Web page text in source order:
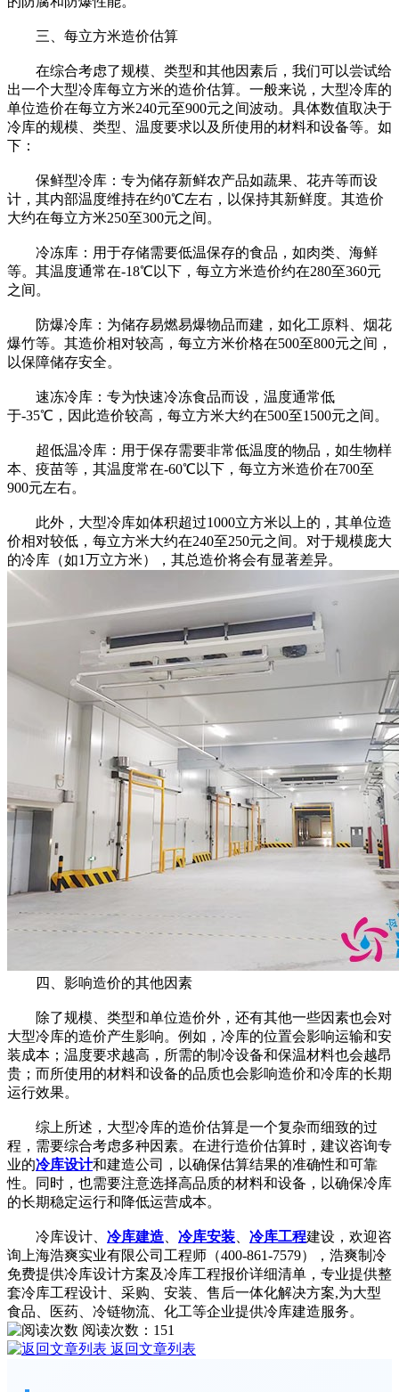
三、每立方米造价估算
在综合考虑了规模、类型和其他因素后，我们可以尝试给
出一个大型冷库每立方米的造价估算。一般来说，大型冷库的
单位造价在每立方米240元至900元之间波动。具体数值取决于
冷库的规模、类型、温度要求以及所使用的材料和设备等。如
下：
保鲜型冷库：专为储存新鲜农产品如蔬果、花卉等而设
计，其内部温度维持在约0℃左右，以保持其新鲜度。其造价
大约在每立方米250至300元之间。
冷冻库：用于存储需要低温保存的食品，如肉类、海鲜
等。其温度通常在-18℃以下，每立方米造价约在280至360元
之间。
防爆冷库：为储存易燃易爆物品而建，如化工原料、烟花
爆竹等。其造价相对较高，每立方米价格在500至800元之间，
以保障储存安全。
速冻冷库：专为快速冷冻食品而设，温度通常低
于-35℃，因此造价较高，每立方米大约在500至1500元之间。
超低温冷库：用于保存需要非常低温度的物品，如生物样
本、疫苗等，其温度常在-60℃以下，每立方米造价在700至
900元左右。
此外，大型冷库如体积超过1000立方米以上的，其单位造
价相对较低，每立方米大约在240至250元之间。对于规模庞大
的冷库（如1万立方米），其总造价将会有显著差异。
四、影响造价的其他因素
除了规模、类型和单位造价外，还有其他一些因素也会对
大型冷库的造价产生影响。例如，冷库的位置会影响运输和安
装成本；温度要求越高，所需的制冷设备和保温材料也会越昂
贵；而所使用的材料和设备的品质也会影响造价和冷库的长期
运行效果。
综上所述，大型冷库的造价估算是一个复杂而细致的过
程，需要综合考虑多种因素。在进行造价估算时，建议咨询专
业的冷库设计和建造公司，以确保估算结果的准确性和可靠
性。同时，也需要注意选择高品质的材料和设备，以确保冷库
的长期稳定运行和降低运营成本。
冷库设计、 冷库建造 冷库安装 冷库工程建设，欢迎咨
询上海浩爽实业有限公司工程师（400-861-7579），浩爽制冷
免费提供冷库设计方案及冷库工程报价详细清单，专业提供整
套冷库工程设计、采购、安装、售后一体化解决方案,为大型
食品、医药、冷链物流、化工等企业提供冷库建造服务。
阅读次数： 151
返回文章列表